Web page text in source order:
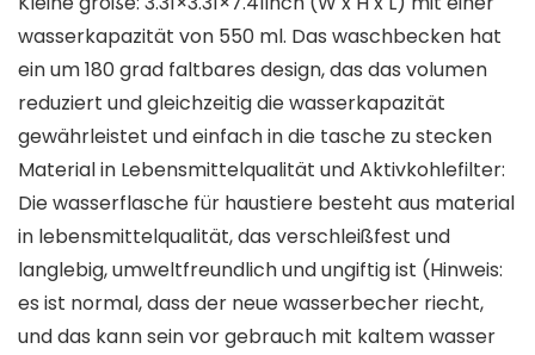
wasserkapazität von 550 ml. Das waschbecken hat
ein um 180 grad faltbares design, das das volumen
reduziert und gleichzeitig die wasserkapazität
gewährleistet und einfach in die tasche zu stecken
Material in Lebensmittelqualität und Aktivkohlefilter:
Die wasserflasche für haustiere besteht aus material
in lebensmittelqualität, das verschleißfest und
langlebig, umweltfreundlich und ungiftig ist (Hinweis:
es ist normal, dass der neue wasserbecher riecht,
und das kann sein vor gebrauch mit kaltem wasser